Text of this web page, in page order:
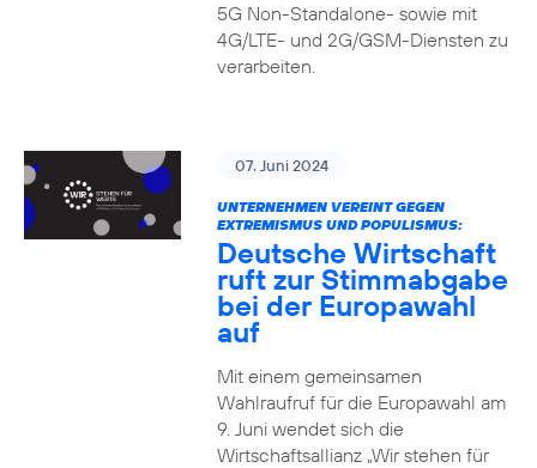
5G Non-Standalone- sowie mit
4G/LTE- und 2G/GSM-Diensten zu
verarbeiten.
07. Juni 2024
UNTERNEHMEN VEREINT GEGEN
EXTREMISMUS UND POPULISMUS:
Deutsche Wirtschaft
ruft zur Stimmabgabe
bei der Europawahl
auf
Mit einem gemeinsamen
Wahlraufruf für die Europawahl am
9. Juni wendet sich die
Wirtschaftsallianz „Wir stehen für